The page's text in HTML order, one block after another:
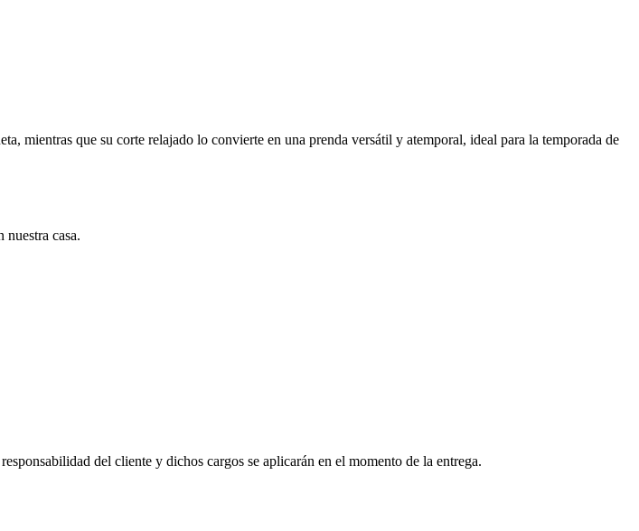
mientras que su corte relajado lo convierte en una prenda versátil y atemporal, ideal para la temporada de
nuestra casa.
del cliente y dichos cargos se aplicarán en el momento de la entrega.